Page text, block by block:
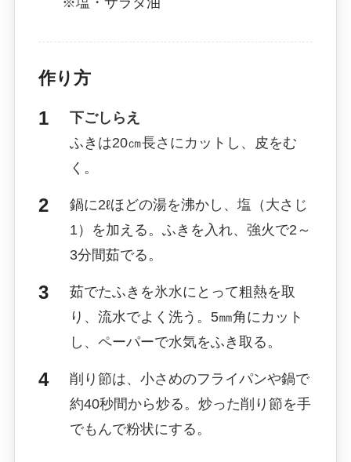
作り方
下ごしらえ
ふきは20㎝長さにカットし、皮をむ
く。
鍋に2ℓほどの湯を沸かし、塩（大さじ
1）を加える。ふきを入れ、強火で2～
3分間茹でる。
茹でたふきを氷水にとって粗熱を取
り、流水でよく洗う。5㎜角にカット
し、ペーパーで水気をふき取る。
削り節は、小さめのフライパンや鍋で
約40秒間から炒る。炒った削り節を手
でもんで粉状にする。